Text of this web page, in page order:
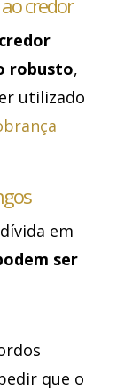
robusto,
utilizado
em
ser
que o